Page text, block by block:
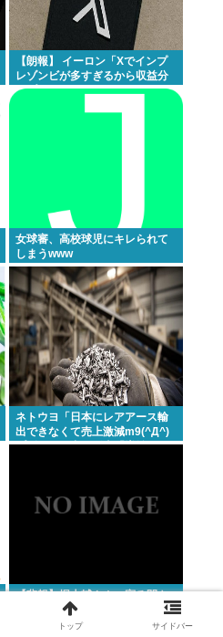
【朗報】 イーロン「Xでインプ
レゾンビが多すぎるから収益分
配プログラムやめるわ」
女球審、高校球児にキレられて
しまうwww
ネトウヨ「日本にレアアース輸
出できなくて売上激減m9(^Д^)
プギャー」中国稀土「増益すぎ
【悲報】堀大輔さん、寝る間も
惜しんでレスバ祭りwww
トップ サイドバー